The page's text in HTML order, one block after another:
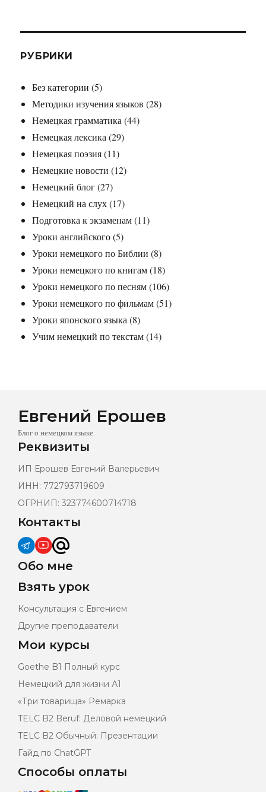
РУБРИКИ
Без категории (5)
Методики изучения языков (28)
Немецкая грамматика (44)
Немецкая лексика (29)
Немецкая поэзия(11)
Немецкие новости (12)
Немецкий блог(27)
Немецкий на слух(17)
Подготовка к экзаменам(11)
Уроки английского(5)
Уроки немецкого по Библии (8)
Уроки немецкого по книгам(18)
Уроки немецкого по песням(106)
Уроки немецкого по фильмам(51)
Уроки японского языка (8)
Учим немецкий по текстам(14)
Евгений Ерошев
Блог о немецком языке
Реквизиты
ИП Ерошев Евгений Валерьевич
ИНН: 772793719609
ОГРНИП: 323774600714718
Контакты
Обо мне
Взять урок
Консультация с Евгением
Другие преподаватели
Мои курсы
Goethe B1 Полный курс
Немецкий для жизни А1
«Три товарища» Ремарка
TELC B2 Beruf: Деловой немецкий
TELC B2 Обычный: Презентации
Гайд по ChatGPT
Способы оплаты